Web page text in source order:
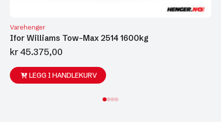
Varehenger
Ifor Williams Tow-Max 2514 1600kg
kr45.375,00
LEGG I HANDLEKURV